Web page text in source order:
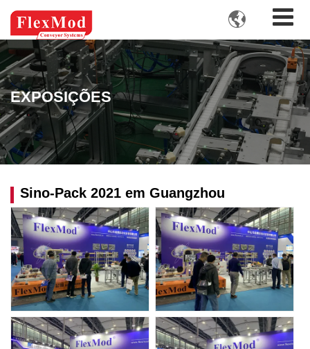

EXPOSIÇÕES
Sino-Pack 2021 em Guangzhou